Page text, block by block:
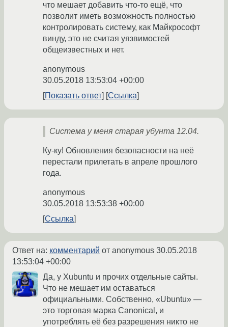
что мешает добавить что-то ещё, что
позволит иметь возможность полностью
контролировать систему, как Майкрософт
винду, это не считая уязвимостей
общеизвестных и нет.
anonymous
30.05.2018 13:53:04 +00:00
Показать ответ
Ссылка
Система у меня старая убунта 12.04.
Ку-ку! Обновления безопасности на неё
перестали прилетать в апреле прошлого
года.
anonymous
30.05.2018 13:53:38 +00:00
Ссылка
Ответ на: комментарий от anonymous 30.05.2018
13:53:04 +00:00
Да, у Xubuntu и прочих отдельные сайты.
Что не мешает им оставаться
официальными. Собственно, «Ubuntu» —
это торговая марка Canonical, и
употреблять её без разрешения никто не